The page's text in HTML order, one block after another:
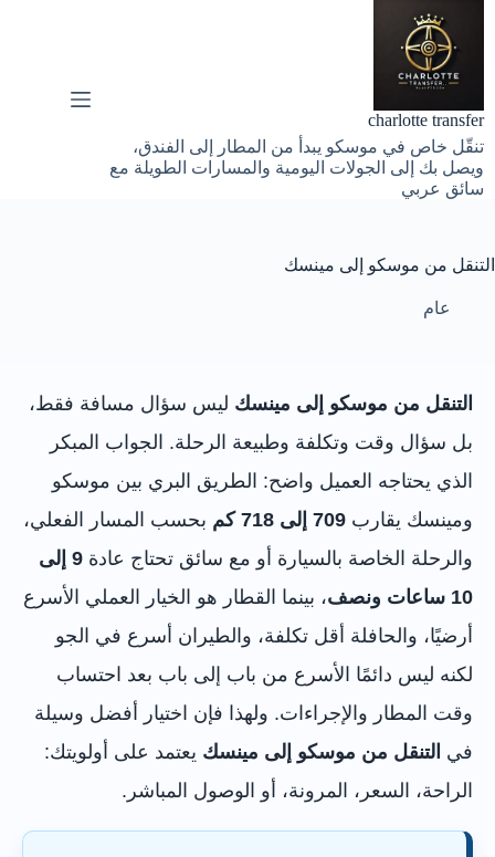
المحتوى
charlotte transfer
تنقّل خاص في موسكو يبدأ من المطار إلى الفندق،
ويصل بك إلى الجولات اليومية والمسارات الطويلة مع
سائق عربي
التنقل من موسكو إلى مينسك
عام
التنقل من موسكو إلى مينسك ليس سؤال مسافة فقط،
بل سؤال وقت وتكلفة وطبيعة الرحلة. الجواب المبكر
الذي يحتاجه العميل واضح: الطريق البري بين موسكو
ومينسك يقارب 709 إلى 718 كم
بحسب المسار الفعلي،
والرحلة الخاصة بالسيارة أو مع سائق تحتاج عادة
9 إلى
10 ساعات ونصف
، بينما القطار هو الخيار العملي الأسرع
أرضيًا، والحافلة أقل تكلفة، والطيران أسرع في الجو
لكنه ليس دائمًا الأسرع من باب إلى باب بعد احتساب
وقت المطار والإجراءات. ولهذا فإن اختيار أفضل وسيلة
في التنقل من موسكو إلى مينسك يعتمد على أولويتك:
الراحة، السعر، المرونة، أو الوصول المباشر.